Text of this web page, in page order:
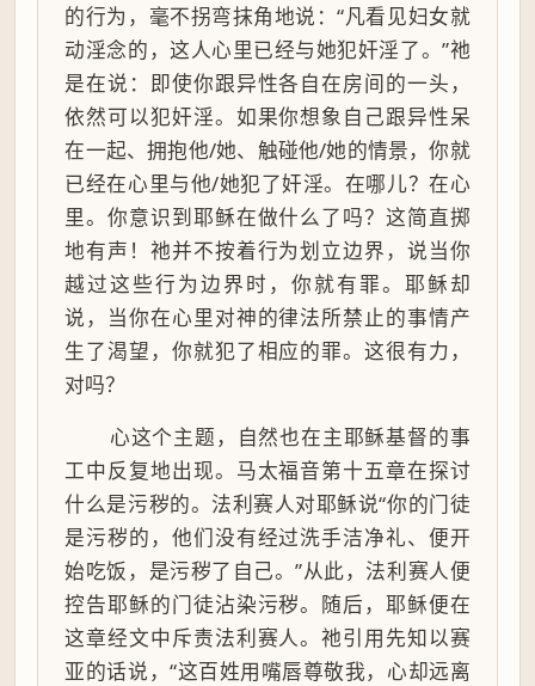
的行为，毫不拐弯抹角地说：“凡看见妇女就
动淫念的，这人心里已经与她犯奸淫了。”祂
是在说：即使你跟异性各自在房间的一头，
依然可以犯奸淫。如果你想象自己跟异性呆
在一起、拥抱他/她、触碰他/她的情景，你就
已经在心里与他/她犯了奸淫。在哪儿？在心
里。你意识到耶稣在做什么了吗？这简直掷
地有声！祂并不按着行为划立边界，说当你
越过这些行为边界时，你就有罪。耶稣却
说，当你在心里对神的律法所禁止的事情产
生了渴望，你就犯了相应的罪。这很有力，
对吗？
心这个主题，自然也在主耶稣基督的事
工中反复地出现。马太福音第十五章在探讨
什么是污秽的。法利赛人对耶稣说“你的门徒
是污秽的，他们没有经过洗手洁净礼、便开
始吃饭，是污秽了自己。”从此，法利赛人便
控告耶稣的门徒沾染污秽。随后，耶稣便在
这章经文中斥责法利赛人。祂引用先知以赛
亚的话说，“这百姓用嘴唇尊敬我，心却远离